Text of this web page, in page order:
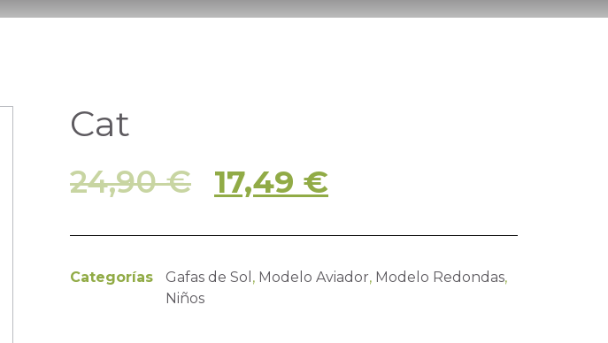
Cat
24,90€ 17,49 €
Categorías Gafas de Sol , Modelo Aviador, Modelo Redondas,
Niños